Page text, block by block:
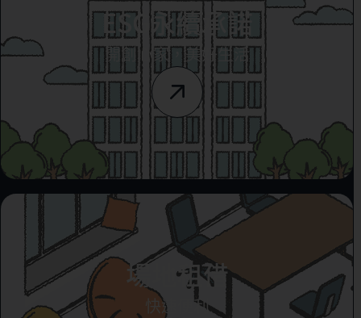
ESG永續承諾
開創心家，美好生活
場地租借
快速便利